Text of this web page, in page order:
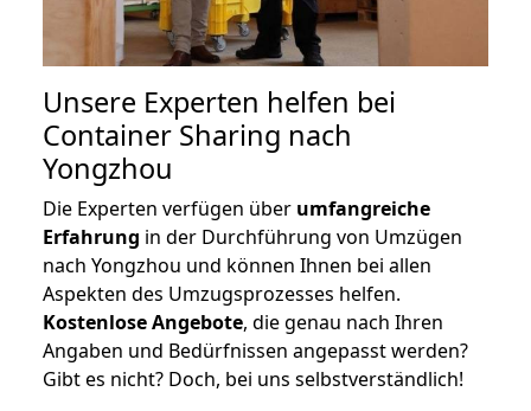
Unsere Experten helfen bei
Container Sharing nach
Yongzhou
Die Experten verfügen über umfangreiche
Erfahrung in der Durchführung von Umzügen
nach Yongzhou und können Ihnen bei allen
Aspekten des Umzugsprozesses helfen.
Kostenlose Angebote, die genau nach Ihren
Angaben und Bedürfnissen angepasst werden?
Gibt es nicht? Doch, bei uns selbstverständlich!